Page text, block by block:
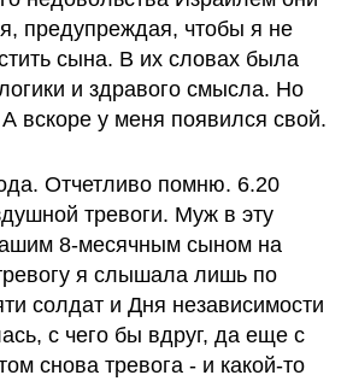
предупреждая, чтобы я не
сына. В их словах была
и здравого смысла. Но
Отчетливо помню. 6.20
тревоги. Муж в эту
8-месячным сыном на
я слышала лишь по
солдат и Дня независимости
с чего бы вдруг, да еще с
снова тревога - и какой-то